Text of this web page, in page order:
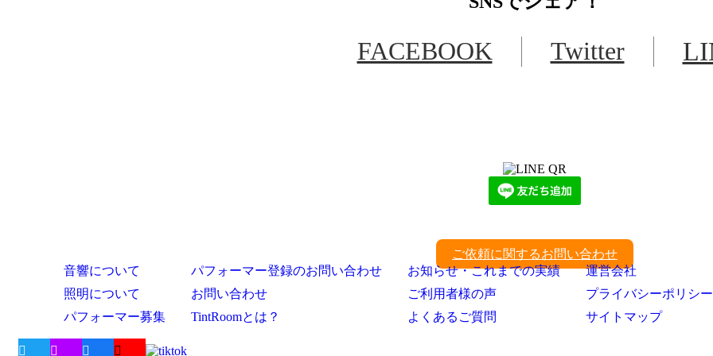
FACEBOOK Twitter
ご依頼に関するお問い合わせ
音響について
照明について
パフォーマー募集
パフォーマー登録のお問い合わせ
お問い合わせ
TintRoomとは？
お知らせ・これまでの実績
ご利用者様の声
よくあるご質問
運営会社
プライバシーポリシー
サイトマップ